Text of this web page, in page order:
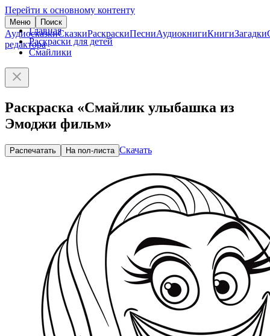
Перейти к основному контенту
Меню Поиск
АудиосказкиСказкиРаскраскиПесниАудиокнигиКнигиЗагадки
редактора
Главная
Раскраски для детей
Смайлики
Раскраска «Смайлик улыбашка из
Эмоджи фильм»
Распечатать На пол-листа Скачать